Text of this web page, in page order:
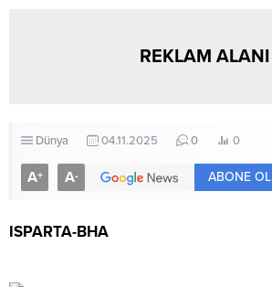
REKLAM ALANI
Dünya 04.11.2025 0 0
A+ A- ABONE OL
ISPARTA-BHA